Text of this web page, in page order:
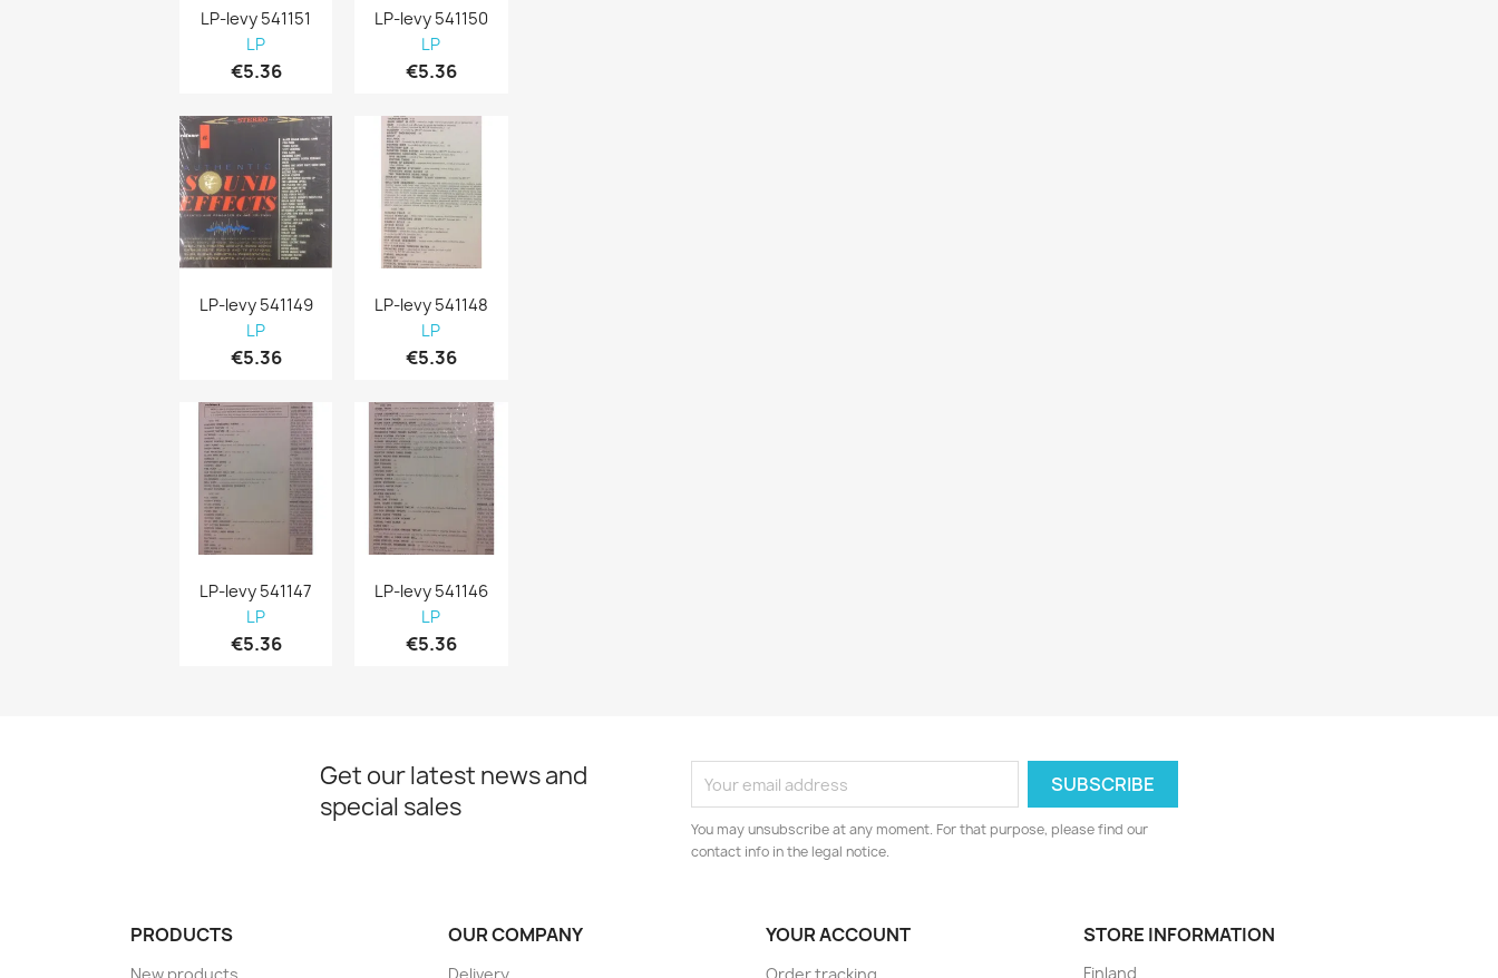
LP-levy 541151
LP
€5.36
LP-levy 541149
LP
€5.36
LP-levy 541147
LP
€5.36
LP-levy 541150
LP
€5.36
LP-levy 541148
LP
€5.36
LP-levy 541146
LP
€5.36
Get our latest news and
special sales
You may unsubscribe at any moment. For that purpose, please find our
contact info in the legal notice.
PRODUCTS OUR COMPANY YOUR ACCOUNT STORE INFORMATION
Finland